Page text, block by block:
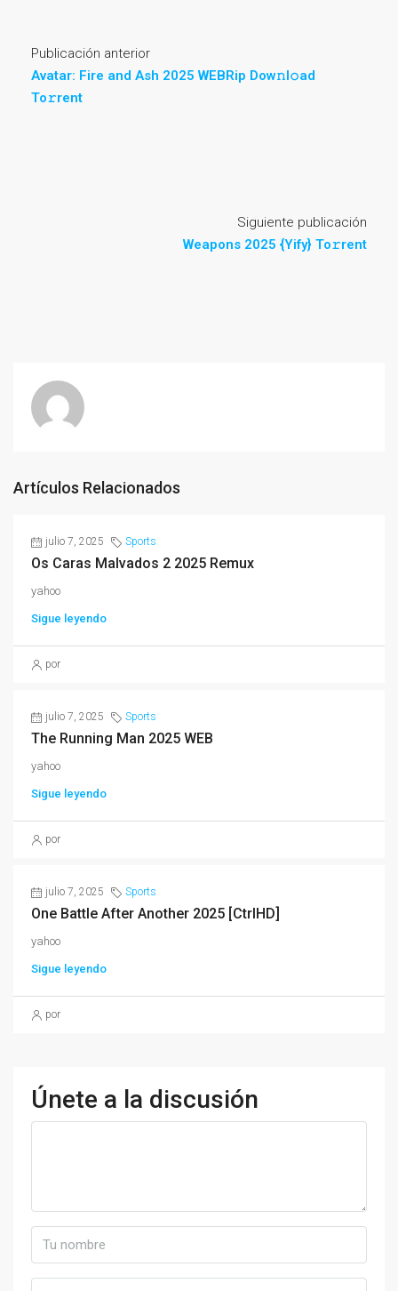
Publicación anterior
Avatar: Fire and Ash 2025 WEBRip Dow𝚗l𝚘ad
To𝚛rent
Siguiente publicación
Weapons 2025 {Yify} To𝚛rent
Artículos Relacionados
julio 7, 2025 Sports
Os Caras Malvados 2 2025 Remux
yahoo
Sigue leyendo
por
julio 7, 2025 Sports
The Running Man 2025 WEB
yahoo
Sigue leyendo
por
julio 7, 2025 Sports
One Battle After Another 2025 [CtrlHD]
yahoo
Sigue leyendo
por
Únete a la discusión